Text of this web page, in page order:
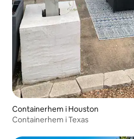
Containerhem i Houston
Containerhem i Texas